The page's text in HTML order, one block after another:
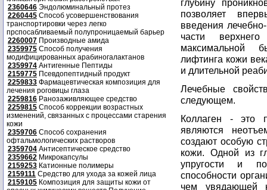
2360646 Эндолюминальный протез
2260445 Способ усовершенствования
транспортировки через легко
прспосабливаемый полупроницаемый барьер
2260007 Производные амида
2359975 Способ получения
модифицированных арабиногалактанов
2359974 Антигенные Пептиды
2159775 Псевдопептидный продукт
2259833 Фармацевтическая композиция для
лечения роговицы глаза
2259816 Ранозаживляющее средство
2259815 Способ коррекции возрастных
изменений, связанных с процессами старения
кожи
2359706 Способ сохранения
офтальмологических растворов
2359704 Антисептическое средство
2359662 Микрокапсулы
2159253 Катионные полимеры
2159111 Средство для ухода за кожей лица
2159105 Композиция для защиты кожи от
глубину
позволяет
введения
части
максимальной
лифтинга кожи
и длительной
Лечебные
следующем.
Коллаген - это
являются
создают особую
кожи. Одной из
упругости и
способности
чем увядающей